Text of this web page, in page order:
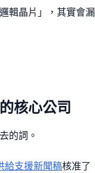
輯晶片」，其實會漏
核心公司
的詞。
給支援新聞稿核准了